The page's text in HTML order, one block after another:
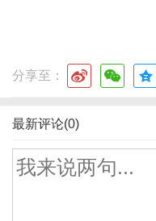
分享至：
最新评论(0)